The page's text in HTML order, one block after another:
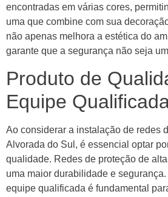
encontradas em várias cores,
uma que combine com sua
não apenas melhora a estética do
garante que a segurança não seja
Produto de
Equipe
Ao considerar a instalação de redes
Alvorada do Sul, é essencial optar
qualidade. Redes de proteção de
uma maior durabilidade e
equipe qualificada é fundamental